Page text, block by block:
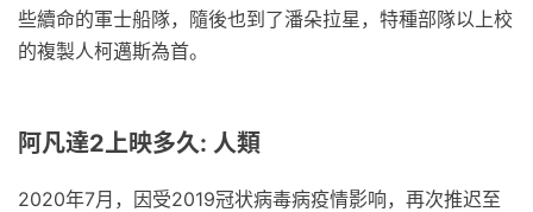
些續命的軍士船隊，隨後也到了潘朵拉星，特種部隊以上校
的複製人柯邁斯為首。
阿凡達2上映多久: 人類
2020年7月，因受2019冠状病毒病疫情影响，再次推迟至